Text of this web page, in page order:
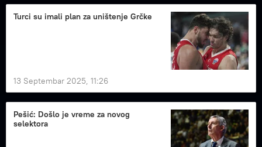
Turci su imali plan za uništenje Grčke
13 Septembar 2025, 11:26
Pešić: Došlo je vreme za novog
selektora